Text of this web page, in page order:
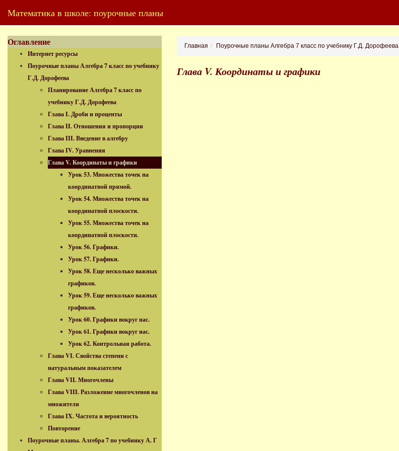
Математика в школе: поурочные планы
Оглавление
Интернет ресурсы
Поурочные планы Алгебра 7 класс по учебнику
Г.Д. Дорофеева
Планирование Алгебра 7 класс по
учебнику Г.Д. Дорофеева
Глава I. Дроби и проценты
Глава II. Отношения и пропорции
Глава III. Введение в алгебру
Глава IV. Уравнения
Глава V. Координаты и графики
Урок 53. Множества точек на
координатной прямой.
Урок 54. Множества точек на
координатной плоскости.
Урок 55. Множества точек на
координатной плоскости.
Урок 56. Графики.
Урок 57. Графики.
Урок 58. Еще несколько важных
графиков.
Урок 59. Еще несколько важных
графиков.
Урок 60. Графики вокруг нас.
Урок 61. Графики вокруг нас.
Урок 62. Контрольная работа.
Глава VI. Свойства степени с
натуральным показателем
Глава VII. Многочлены
Глава VIII. Разложение многочленов на
множители
Глава IX. Частота и вероятность
Повторение
Поурочные планы. Алгебра 7 по учебнику А. Г
Главная Поурочные планы Алгебра 7 класс по учебнику Г.Д. Дорофеева
Глава V. Координаты и графики